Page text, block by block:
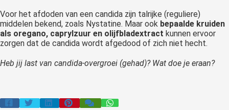
Voor het afdoden van een candida zijn talrijke (reguliere)
middelen bekend, zoals Nystatine. Maar ook bepaalde kruiden
als oregano, caprylzuur en olijfbladextract kunnen ervoor
zorgen dat de candida wordt afgedood of zich niet hecht.
Heb jij last van candida-overgroei (gehad)? Wat doe je eraan?